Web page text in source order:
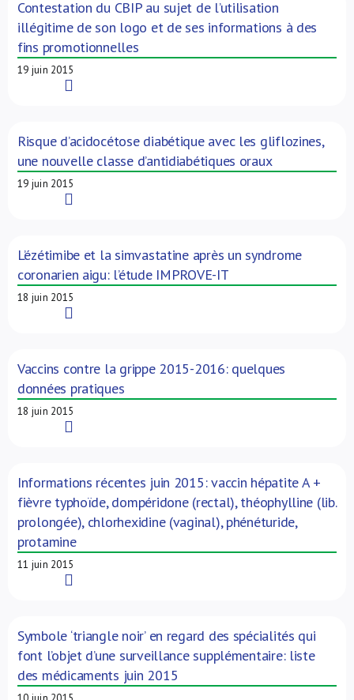
Contestation du CBIP au sujet de l’utilisation
illégitime de son logo et de ses informations à des
fins promotionnelles
19 juin 2015
Risque d’acidocétose diabétique avec les gliflozines,
une nouvelle classe d’antidiabétiques oraux
19 juin 2015
L’ézétimibe et la simvastatine après un syndrome
coronarien aigu: l’étude IMPROVE-IT
18 juin 2015
Vaccins contre la grippe 2015-2016: quelques
données pratiques
18 juin 2015
Informations récentes juin 2015: vaccin hépatite A +
fièvre typhoïde, dompéridone (rectal), théophylline (lib.
prolongée), chlorhexidine (vaginal), phénéturide,
protamine
11 juin 2015
Symbole ‘triangle noir’ en regard des spécialités qui
font l’objet d’une surveillance supplémentaire: liste
des médicaments juin 2015